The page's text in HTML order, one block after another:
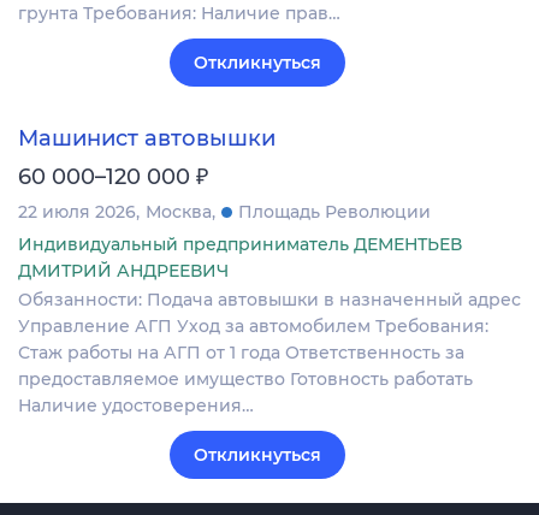
грунта Требования: Наличие прав…
Откликнуться
Машинист автовышки
60 000–120 000 ₽
22 июля 2026 Москва
Площадь Революции
Индивидуальный предприниматель ДЕМЕНТЬЕВ
ДМИТРИЙ АНДРЕЕВИЧ
Обязанности: Подача автовышки в назначенный адрес
Управление АГП Уход за автомобилем Требования:
Стаж работы на АГП от 1 года Ответственность за
предоставляемое имущество Готовность работать
Наличие удостоверения…
Откликнуться